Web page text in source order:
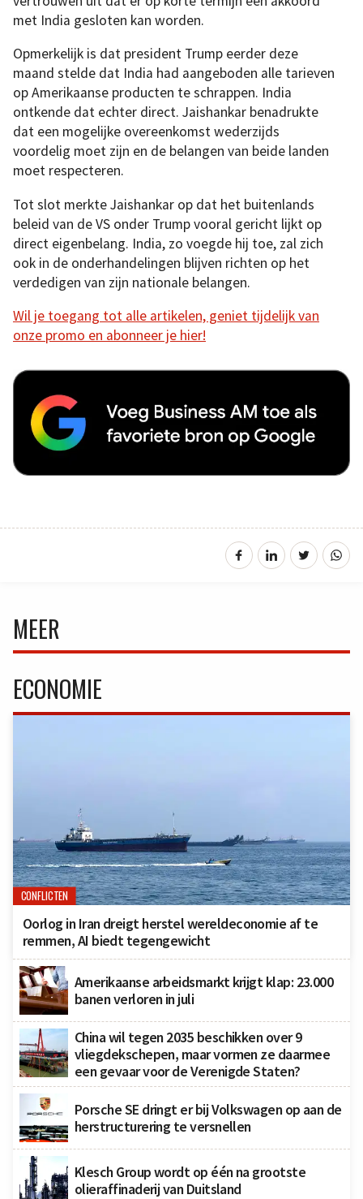
met India gesloten kan worden.
Opmerkelijk is dat president Trump eerder deze
maand stelde dat India had aangeboden alle tarieven
op Amerikaanse producten te schrappen. India
ontkende dat echter direct. Jaishankar benadrukte
dat een mogelijke overeenkomst wederzijds
voordelig moet zijn en de belangen van beide landen
moet respecteren.
Tot slot merkte Jaishankar op dat het buitenlands
beleid van de VS onder Trump vooral gericht lijkt op
direct eigenbelang. India, zo voegde hij toe, zal zich
ook in de onderhandelingen blijven richten op het
verdedigen van zijn nationale belangen.
Wil je toegang tot alle artikelen, geniet tijdelijk van
onze promo en abonneer je hier!
MEER
ECONOMIE
CONFLICTEN
Oorlog in Iran dreigt herstel wereldeconomie af te
remmen, AI biedt tegengewicht
Amerikaanse arbeidsmarkt krijgt klap: 23.000
banen verloren in juli
China wil tegen 2035 beschikken over 9
vliegdekschepen, maar vormen ze daarmee
een gevaar voor de Verenigde Staten?
Porsche SE dringt er bij Volkswagen op aan de
herstructurering te versnellen
Klesch Group wordt op één na grootste
olieraffinaderij van Duitsland